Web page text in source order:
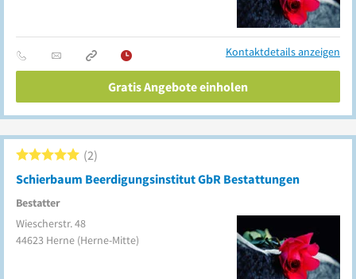
Kontaktdetails anzeigen
Gratis Angebote einholen
Schierbaum Beerdigungsinstitut GbR Bestattungen
Bestatter
2
Wiescherstr. 48
44623 Herne (Herne-Mitte)